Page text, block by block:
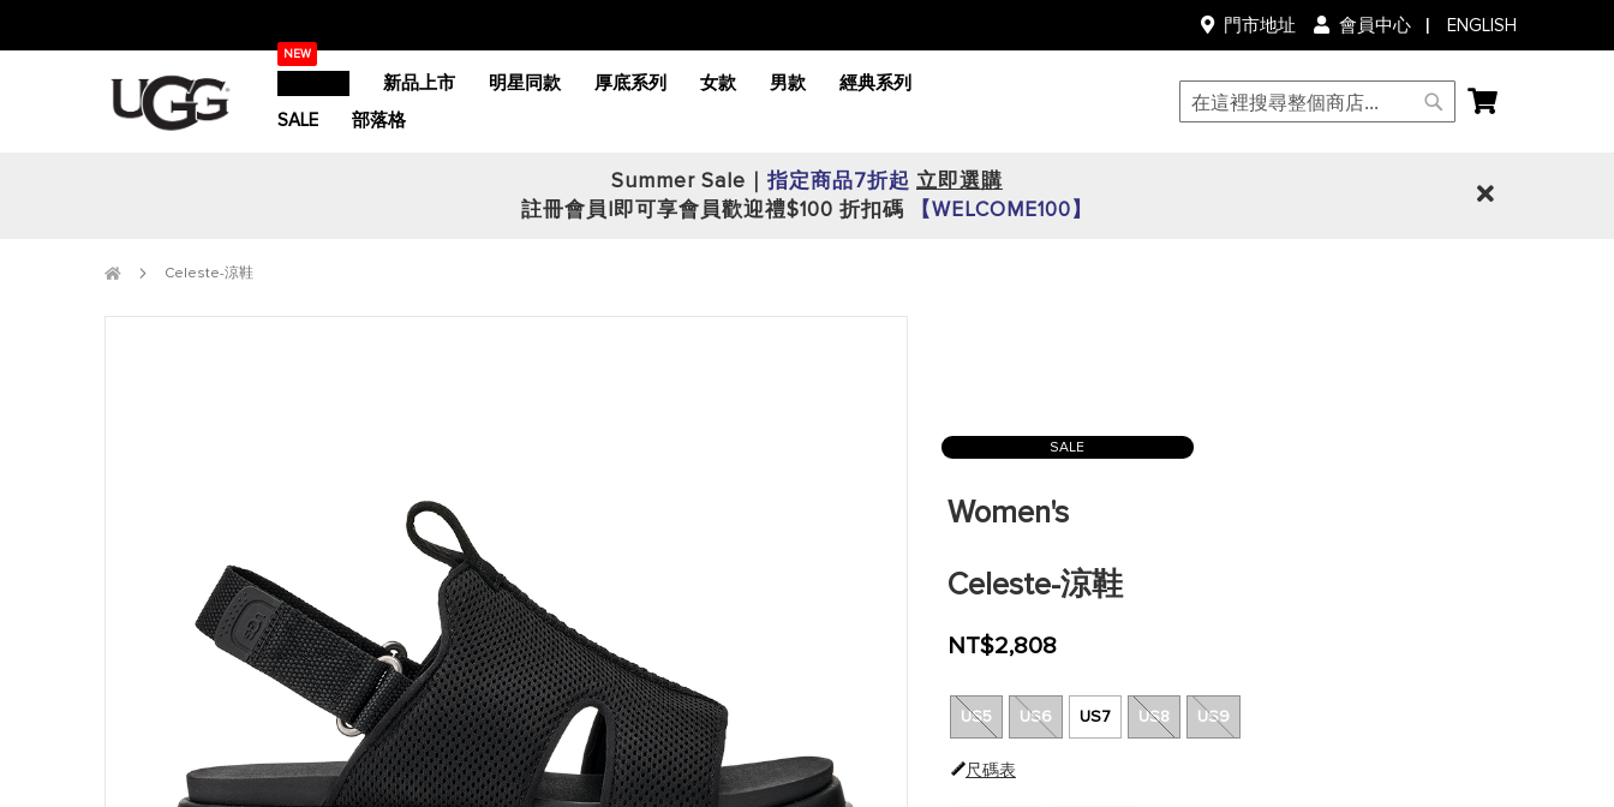
到
內
語
言
ENGLISH
門市地址 會員中心
NEW
新品上市 明星同款 厚底系列 女款 男款
經典系列
SALE
部落格
搜
我的購物車
Summer Sale｜ 指定商品7折起 立即選購
註冊會員|即可享會員歡迎禮$100 折扣碼
【WELCOME100】
Celeste-涼鞋
SALE
Women's
Celeste-涼鞋
NT$2,808
US5 US6 US7 US8 US9
尺碼表